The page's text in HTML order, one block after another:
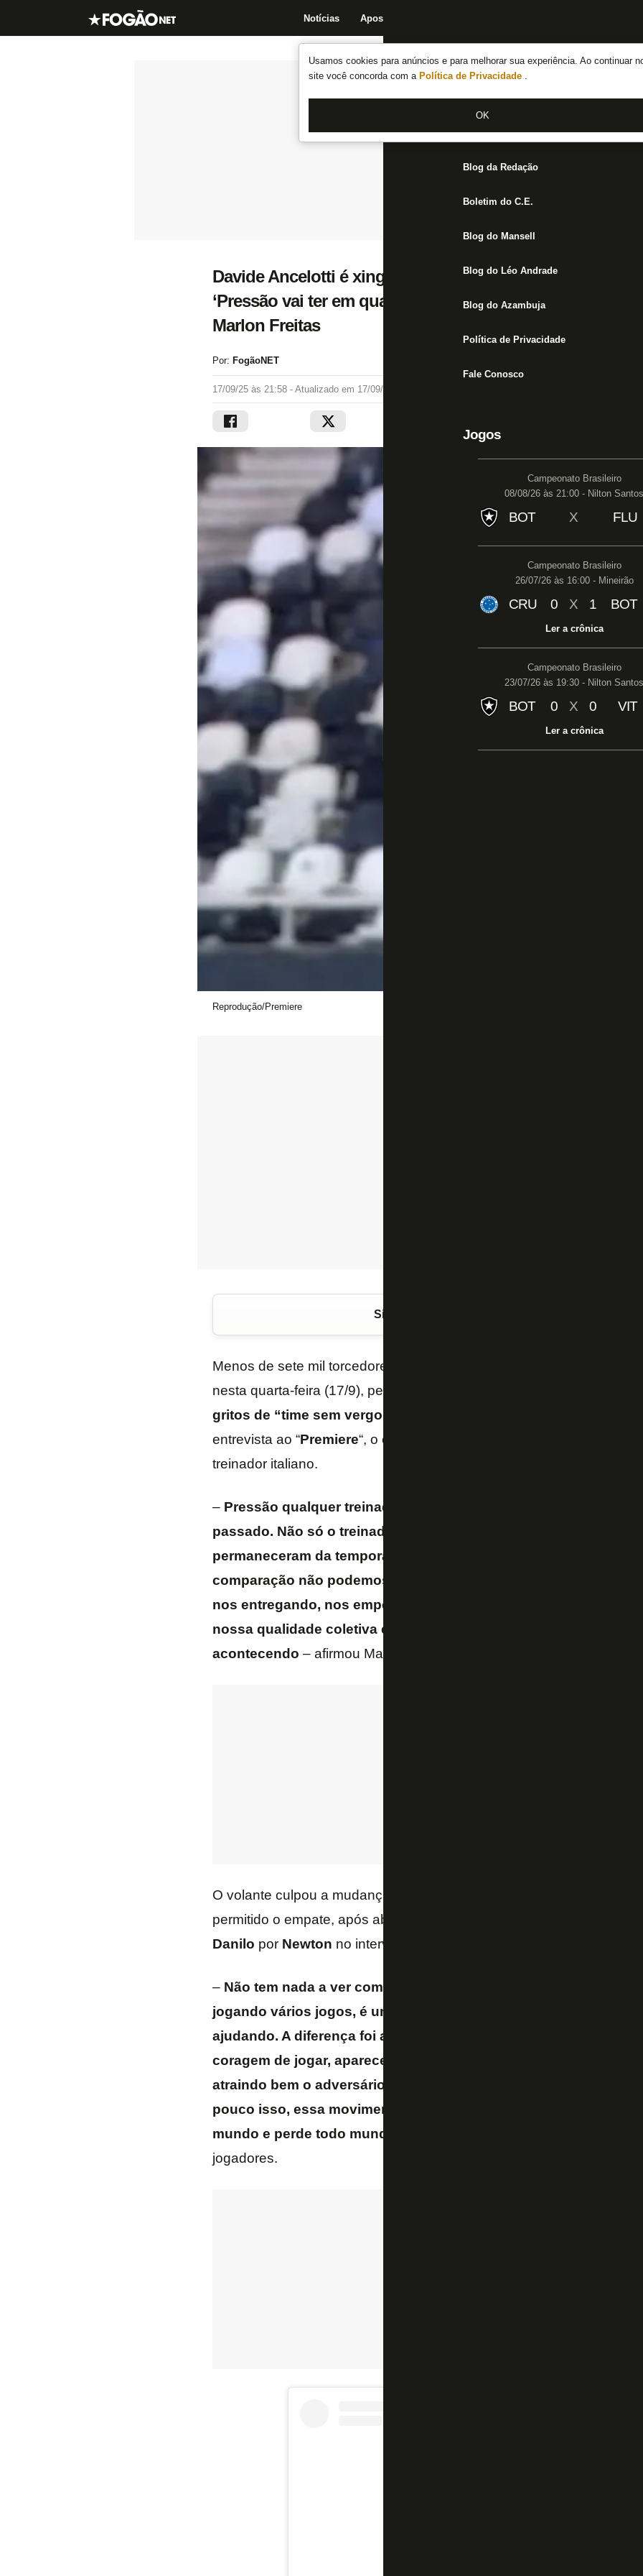
Usamos cookies para anúncios e para melhorar sua experiência. Ao continuar
site você concorda com a Política de Privacidade .
OK
Notícias Apostas
Notícias do Botafogo
Fórum
Jogos
Blog da Redação
Boletim do C.E.
Blog do Mansell
Blog do Léo Andrade
Blog do Azambuja
Política de Privacidade
Fale Conosco
Jogos
Campeonato Brasileiro
08/08/26 às 21:00 - Nilton Santos
BOT X FLU
Campeonato Brasileiro
26/07/26 às 16:00 - Mineirão
CRU 0 X 1 BOT
Ler a crônica
Campeonato Brasileiro
23/07/26 às 19:30 - Nilton Santos
BOT 0 X 0 VIT
Ler a crônica
Davide Ancelotti é xingado pela torcida após empate do
‘Pressão vai ter em qualquer treinador, nos jogadores
Marlon Freitas
Por: FogãoNET
17/09/25 às 21:58 - Atualizado em 17/09/25 às 22:17
Reprodução/Premiere
Siga o FogãoNET
Menos de sete mil torcedores foram ao Nilton Santos para
nesta quarta-feira (17/9), pelo
gritos de “time sem vergonha”
entrevista ao “Premiere“, o capitão
treinador italiano.
– Pressão qualquer treinador que vier aqui vai ter, por tudo que
passado. Não só o treinador, mas os jogadores também que
permaneceram da temporada passada. Pressão sempre vai
comparação não podemos colocar, porque são jogadores
nos entregando, nos empenhando, mas precisamos converter o
nossa qualidade coletiva e individual em resultado, e não é o
acontecendo – afirmou Marlon.
O volante culpou a mudança de atitude do time no segundo tempo
permitido o empate, após abrir 3 a 0 no primeiro tempo, e disse que
Danilo por Newton no intervalo não teve interferência.
– Não tem nada a ver com a substituição, temos que tirar isso.
jogando vários jogos, é um grande jogador, nos ajudou muito e
ajudando. A diferença foi a postura. No primeiro tempo a gente
coragem de jogar, aparecendo, associando bem o nosso time,
atraindo bem o adversário e atacando as costas. No segundo
pouco isso, essa movimentação, esse toque de bola. Mas é o
mundo e perde todo mundo
jogadores.